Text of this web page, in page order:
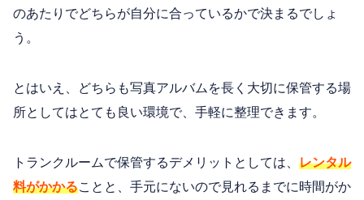
のあたりでどちらが自分に合っているかで決まるでしょ
う。
とはいえ、どちらも写真アルバムを長く大切に保管する場
所としてはとても良い環境で、手軽に整理できます。
トランクルームで保管するデメリットとしては、 レンタル
料がかかることと、手元にないので見れるまでに時間がか